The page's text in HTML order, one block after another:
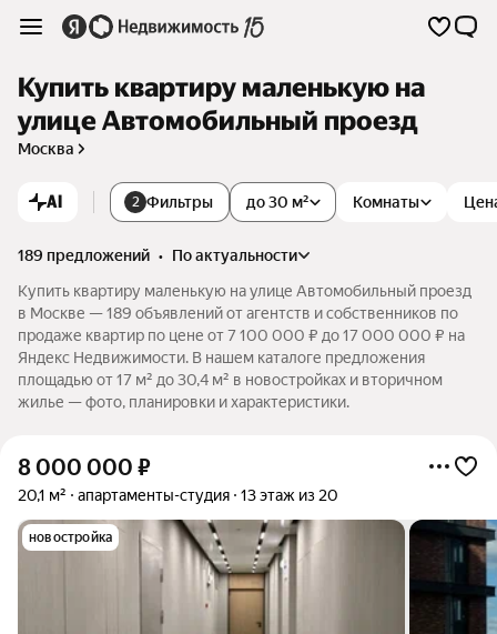
Купить квартиру маленькую на
улице Автомобильный проезд
Москва
AI 2 Фильтры Комнаты
до 30 м²
189 предложений •
по актуальности
Купить квартиру маленькую на улице Автомобильный проезд
в Москве — 189 объявлений от агентств и собственников по
продаже квартир по цене от 7 100 000 ₽ до 17 000 000 ₽ на
Яндекс Недвижимости. В нашем каталоге предложения
площадью от 17 м² до 30,4 м² в новостройках и вторичном
жилье — фото, планировки и характеристики.
8 000 000 ₽
20,1 м² апартаменты-студия 13 этаж из 20
новостройка